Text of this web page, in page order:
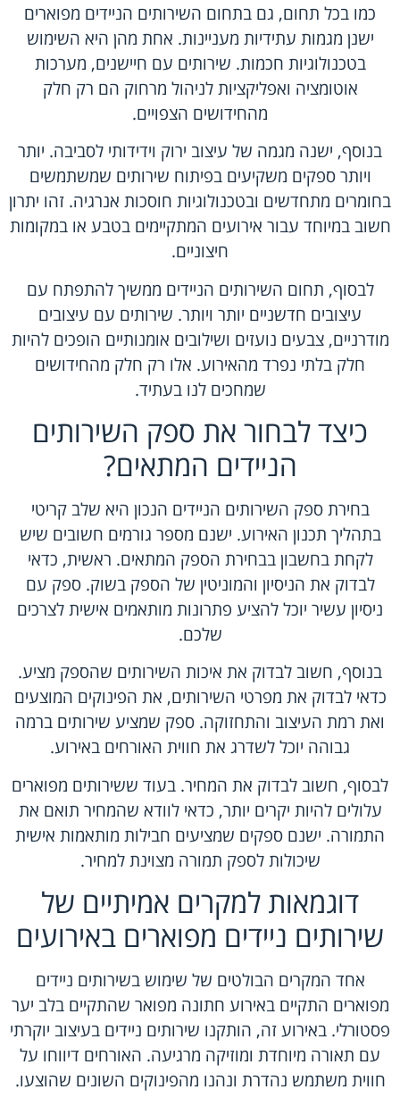
כמו בכל תחום, גם בתחום השירותים הניידים מפוארים
ישנן מגמות עתידיות מעניינות. אחת מהן היא השימוש
בטכנולוגיות חכמות. שירותים עם חיישנים, מערכות
אוטומציה ואפליקציות לניהול מרחוק הם רק חלק
מהחידושים הצפויים.
בנוסף, ישנה מגמה של עיצוב ירוק וידידותי לסביבה. יותר
ויותר ספקים משקיעים בפיתוח שירותים שמשתמשים
בחומרים מתחדשים ובטכנולוגיות חוסכות אנרגיה. זהו יתרון
חשוב במיוחד עבור אירועים המתקיימים בטבע או במקומות
חיצוניים.
לבסוף, תחום השירותים הניידים ממשיך להתפתח עם
עיצובים חדשניים יותר ויותר. שירותים עם עיצובים
מודרניים, צבעים נועזים ושילובים אומנותיים הופכים להיות
חלק בלתי נפרד מהאירוע. אלו רק חלק מהחידושים
שמחכים לנו בעתיד.
כיצד לבחור את ספק השירותים
הניידים המתאים?
בחירת ספק השירותים הניידים הנכון היא שלב קריטי
בתהליך תכנון האירוע. ישנם מספר גורמים חשובים שיש
לקחת בחשבון בבחירת הספק המתאים. ראשית, כדאי
לבדוק את הניסיון והמוניטין של הספק בשוק. ספק עם
ניסיון עשיר יוכל להציע פתרונות מותאמים אישית לצרכים
שלכם.
בנוסף, חשוב לבדוק את איכות השירותים שהספק מציע.
כדאי לבדוק את מפרטי השירותים, את הפינוקים המוצעים
ואת רמת העיצוב והתחזוקה. ספק שמציע שירותים ברמה
גבוהה יוכל לשדרג את חווית האורחים באירוע.
לבסוף, חשוב לבדוק את המחיר. בעוד ששירותים מפוארים
עלולים להיות יקרים יותר, כדאי לוודא שהמחיר תואם את
התמורה. ישנם ספקים שמציעים חבילות מותאמות אישית
שיכולות לספק תמורה מצוינת למחיר.
דוגמאות למקרים אמיתיים של
שירותים ניידים מפוארים באירועים
אחד המקרים הבולטים של שימוש בשירותים ניידים
מפוארים התקיים באירוע חתונה מפואר שהתקיים בלב יער
פסטורלי. באירוע זה, הותקנו שירותים ניידים בעיצוב יוקרתי
עם תאורה מיוחדת ומוזיקה מרגיעה. האורחים דיווחו על
חווית משתמש נהדרת ונהנו מהפינוקים השונים שהוצעו.